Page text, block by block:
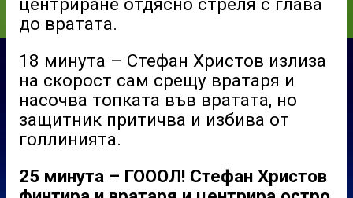
до вратата.
18 минута – Стефан Христов излиза
на скорост сам срещу вратаря и
насочва топката във вратата, но
защитник притичва и избива от
голлинията.
25 минута – ГОООЛ! Стефан Христов